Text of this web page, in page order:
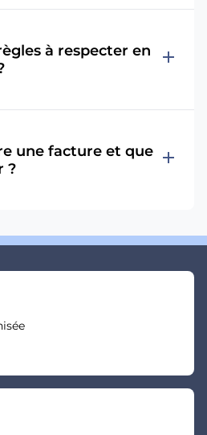
à respecter en
add
une facture et que
?
add